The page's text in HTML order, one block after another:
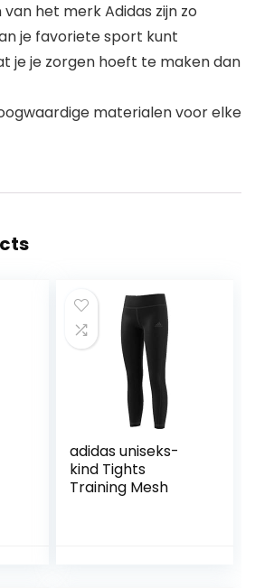
het merk Adidas zijn zo
je favoriete sport kunt
je je zorgen hoeft te maken dan
materialen voor elke
adidas uniseks-
kind Tights
Training Mesh